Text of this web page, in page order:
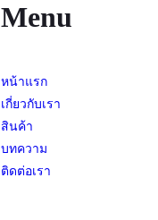
Menu
หน้าแรก
เกี่ยวกับเรา
สินค้า
บทความ
ติดต่อเรา